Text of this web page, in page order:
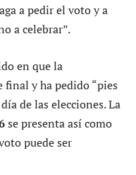
a pedir el voto y a
a celebrar”.
en que la
final y ha pedido “pies
de las elecciones. La
se presenta así como
puede ser